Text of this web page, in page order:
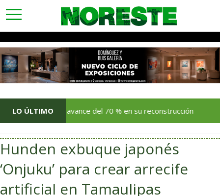
toggle
navigation
LO ÚLTIMO
tras avance del 70 % en su reconstrucción
Hunden exbuque japonés
‘Onjuku’ para crear arrecife
artificial en Tamaulipas